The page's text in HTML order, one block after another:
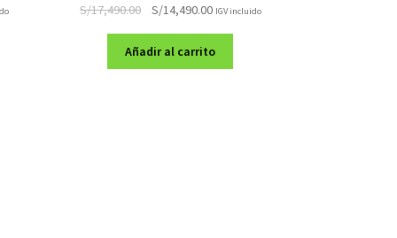
S/17,490.00
original
era:
S/14,490.00El
actual
es:
IGV incluido
Añadir al carrito